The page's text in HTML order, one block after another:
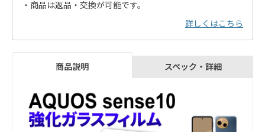
商品説明 スペック・詳細
・商品は返品・交換が可能です。
詳しくはこちら